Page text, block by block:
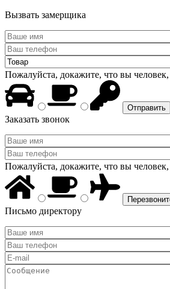
Вызвать замерщика
Пожалуйста, докажите, что вы
Заказать звонок
Пожалуйста, докажите, что вы
Письмо директору